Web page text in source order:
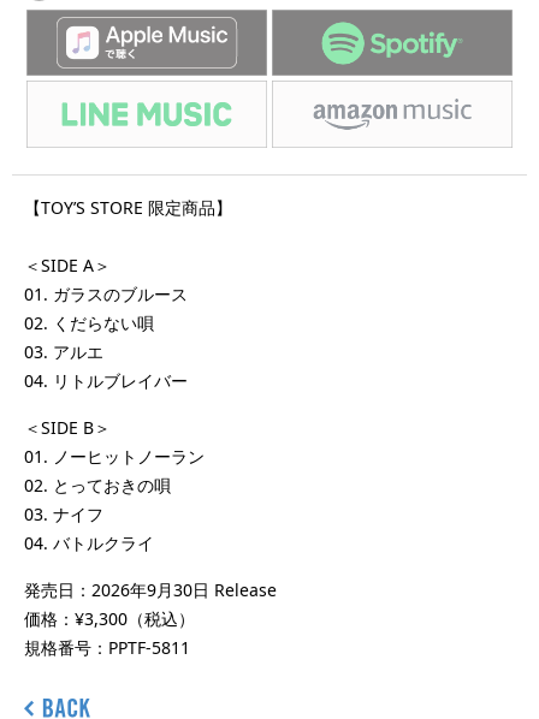
【TOY’S STORE 限定商品】
＜SIDE A＞
01. ガラスのブルース
02. くだらない唄
03. アルエ
04. リトルブレイバー
＜SIDE B＞
01. ノーヒットノーラン
02. とっておきの唄
03. ナイフ
04. バトルクライ
発売日：2026年9月30日 Release
価格：¥3,300（税込）
規格番号：PPTF-5811